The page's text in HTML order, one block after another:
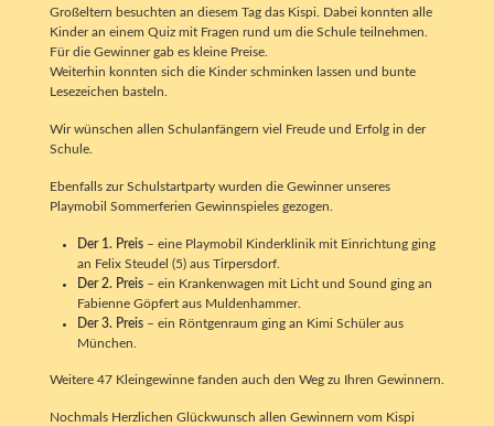
Großeltern besuchten an diesem Tag das Kispi. Dabei konnten alle
Kinder an einem Quiz mit Fragen rund um die Schule teilnehmen.
Für die Gewinner gab es kleine Preise.
Weiterhin konnten sich die Kinder schminken lassen und bunte
Lesezeichen basteln.
Wir wünschen allen Schulanfängern viel Freude und Erfolg in der
Schule.
Ebenfalls zur Schulstartparty wurden die Gewinner unseres
Playmobil Sommerferien Gewinnspieles gezogen.
Der 1. Preis– eine Playmobil Kinderklinik mit Einrichtung ging
an Felix Steudel (5) aus Tirpersdorf.
Der 2. Preis– ein Krankenwagen mit Licht und Sound ging an
Fabienne Göpfert aus Muldenhammer.
Der 3. Preis– ein Röntgenraum ging an Kimi Schüler aus
München.
Weitere 47 Kleingewinne fanden auch den Weg zu Ihren Gewinnern.
Nochmals Herzlichen Glückwunsch allen Gewinnern vom Kispi